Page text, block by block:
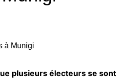
plusieurs électeurs se sont